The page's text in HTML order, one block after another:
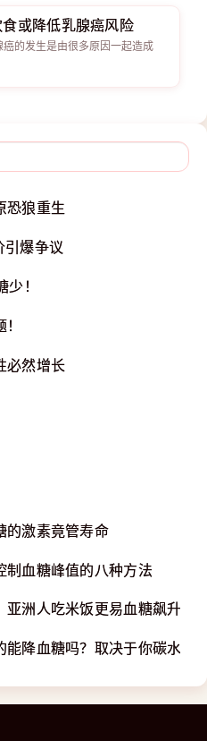
或降低乳腺癌风险
的发生是由很多原因一起造成
恐狼重生
引爆争议
少！
必然增长
的激素竟管寿命
制血糖峰值的八种方法
亚洲人吃米饭更易血糖飙升
能降血糖吗？取决于你碳水摄